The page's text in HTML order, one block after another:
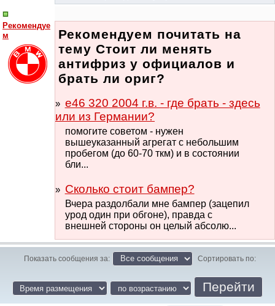
Рекомендуе
м
Рекомендуем почитать на
тему Стоит ли менять
антифриз у официалов и
брать ли ориг?
e46 320 2004 г.в. - где брать - здесь
или из Германии?
помогите советом - нужен
вышеуказанный агрегат с небольшим
пробегом (до 60-70 ткм) и в состоянии
бли...
Сколько стоит бампер?
Вчера раздолбали мне бампер (зацепил
урод один при обгоне), правда с
внешней стороны он целый абсолю...
Показать сообщения за: Сортировать по: